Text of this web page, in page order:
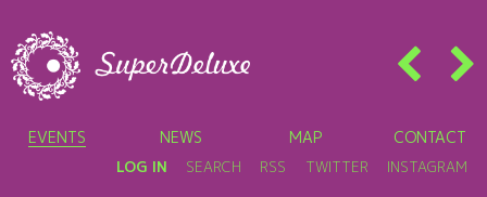
EVENTS NEWS MAP CONTACT
LOG IN SEARCH RSS TWITTER INSTAGRAM